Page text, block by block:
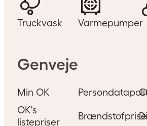
Truckvask Varmepumper
Genveje
Min OK
OK's
listepriser